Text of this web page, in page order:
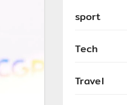
sport
Tech
Travel